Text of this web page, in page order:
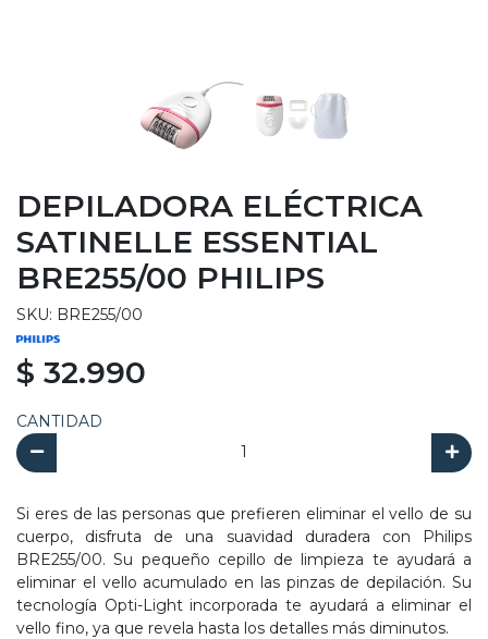
DEPILADORA ELÉCTRICA
SATINELLE ESSENTIAL
BRE255/00 PHILIPS
SKU: BRE255/00
$ 32.990
CANTIDAD
Si eres de las personas que prefieren eliminar el vello de su
cuerpo, disfruta de una suavidad duradera con Philips
BRE255/00. Su pequeño cepillo de limpieza te ayudará a
eliminar el vello acumulado en las pinzas de depilación. Su
tecnología Opti-Light incorporada te ayudará a eliminar el
vello fino, ya que revela hasta los detalles más diminutos.